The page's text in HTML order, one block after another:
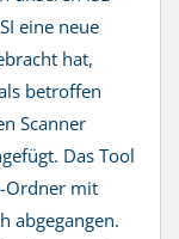
eine neue
hat,
betroffen
Scanner
Das Tool
Ordner mit
abgegangen.